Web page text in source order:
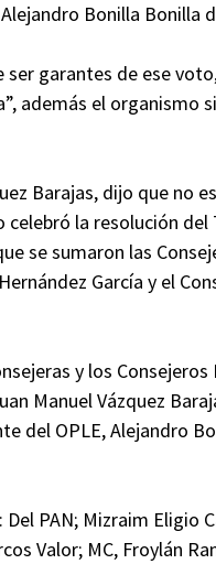
Bonilla Bonilla
garantes de ese
además el organismo
Barajas, dijo que no
la resolución del
se sumaron las
García y el
y los Consejeros
Manuel Vázquez
del OPLE, Alejandro
PAN; Mizraim Eligio
Valor; MC, Froylán